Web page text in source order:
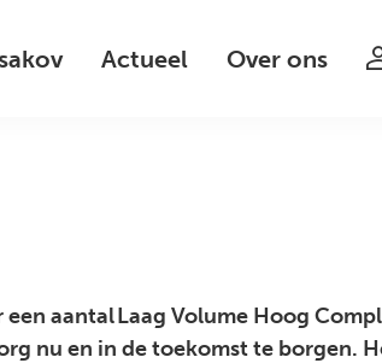
Actueel Over ons
aantal Laag Volume Hoog
nu en in de toekomst te borgen.